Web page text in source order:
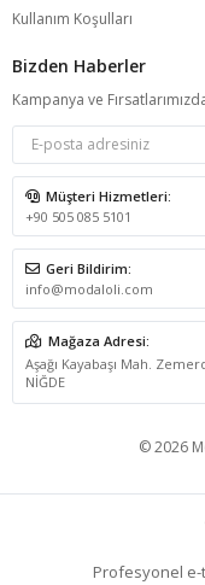
Kullanım Koşulları
Bizden Haberler
Kampanya ve
Müşteri Hizmetleri:
+90 505 085 5101
Geri Bildirim:
info@modaloli.com
Mağaza Adresi:
Aşağı Kayabaşı Mah.
NİĞDE
© 2026
Profesyonel